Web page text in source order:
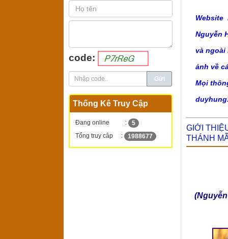
code:
Thống Kê Truy Cập
Đang online :
5
Tổng truy câp
: 1988677
Website
Nguyễn
và ngoài
ảnh về
Mọi
GIỚI
THÁNH